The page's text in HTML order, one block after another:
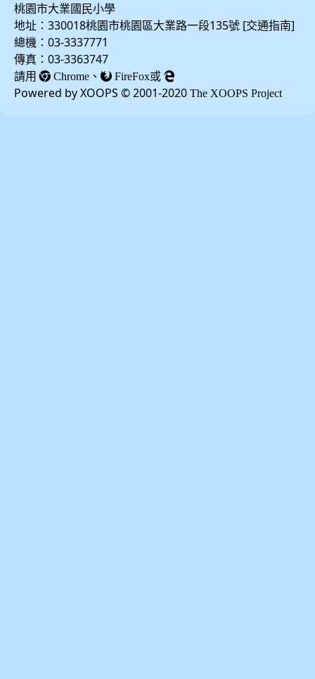
桃園市大業國民小學
地址：330018桃園市桃園區大業路一段135號 [交通指南]
總機：03-3337771
傳真：03-3363747
請用
Chrome 、 FireFox或
Powered by XOOPS © 2001-2020 The XOOPS Project